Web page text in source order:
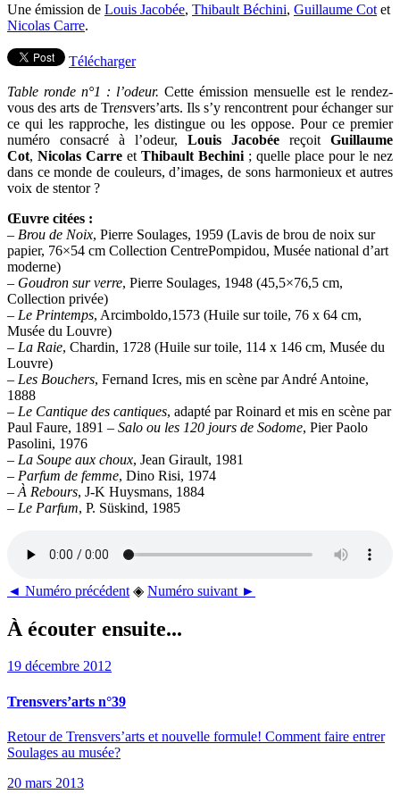
Une émission de Louis Jacobée, Thibault Béchini, Guillaume Cot et
Nicolas Carre.
Télécharger
Table ronde n°1 : l’odeur. Cette émission mensuelle est le rendez-
vous des arts de Trensvers’arts. Ils s’y rencontrent pour échanger sur
ce qui les rapproche, les distingue ou les oppose. Pour ce premier
numéro consacré à l’odeur, Louis Jacobée reçoit Guillaume
Cot, Nicolas Carre et Thibault Bechini ; quelle place pour le nez
dans ce monde de couleurs, d’images, de sons harmonieux et autres
voix de stentor ?
Œuvre citées :
– Brou de Noix, Pierre Soulages, 1959 (Lavis de brou de noix sur
papier, 76×54 cm Collection CentrePompidou, Musée national d’art
moderne)
– Goudron sur verre, Pierre Soulages, 1948 (45,5×76,5 cm,
Collection privée)
– Le Printemps, Arcimboldo,1573 (Huile sur toile, 76 x 64 cm,
Musée du Louvre)
– La Raie, Chardin, 1728 (Huile sur toile, 114 x 146 cm, Musée du
Louvre)
– Les Bouchers, Fernand Icres, mis en scène par André Antoine,
1888
– Le Cantique des cantiques, adapté par Roinard et mis en scène par
Paul Faure, 1891 – Salo ou les 120 jours de Sodome, Pier Paolo
Pasolini, 1976
– La Soupe aux choux, Jean Girault, 1981
– Parfum de femme, Dino Risi, 1974
– À Rebours, J-K Huysmans, 1884
– Le Parfum, P. Süskind, 1985
◄ Numéro précédent ◈ Numéro suivant ►
À écouter ensuite...
19 décembre 2012
Trensvers’arts n°39
Retour de Trensvers’arts et nouvelle formule! Comment faire entrer
Soulages au musée?
20 mars 2013